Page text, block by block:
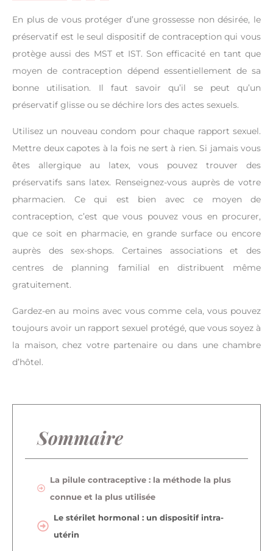
En plus de vous protéger d’une grossesse non désirée, le
préservatif est le seul dispositif de contraception qui vous
protège aussi des MST et IST. Son efficacité en tant que
moyen de contraception dépend essentiellement de sa
bonne utilisation. Il faut savoir qu’il se peut qu’un
préservatif glisse ou se déchire lors des actes sexuels.
Utilisez un nouveau condom pour chaque rapport sexuel.
Mettre deux capotes à la fois ne sert à rien. Si jamais vous
êtes allergique au latex, vous pouvez trouver des
préservatifs sans latex. Renseignez-vous auprès de votre
pharmacien. Ce qui est bien avec ce moyen de
contraception, c’est que vous pouvez vous en procurer,
que ce soit en pharmacie, en grande surface ou encore
auprès des sex-shops. Certaines associations et des
centres de planning familial en distribuent même
gratuitement.
Gardez-en au moins avec vous comme cela, vous pouvez
toujours avoir un rapport sexuel protégé, que vous soyez à
la maison, chez votre partenaire ou dans une chambre
d’hôtel.
Sommaire
La pilule contraceptive : la méthode la plus
connue et la plus utilisée
Le stérilet hormonal : un dispositif intra-
utérin